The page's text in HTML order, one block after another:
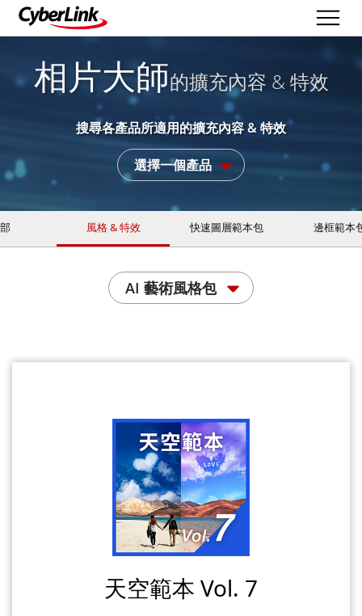
相片大師的擴充內容 & 特效
搜尋各產品所適用的擴充內容 & 特效
選擇一個產品
風格 & 特效 快速圖層範本包 邊框範本
AI 藝術風格包
天空範本 Vol. 7